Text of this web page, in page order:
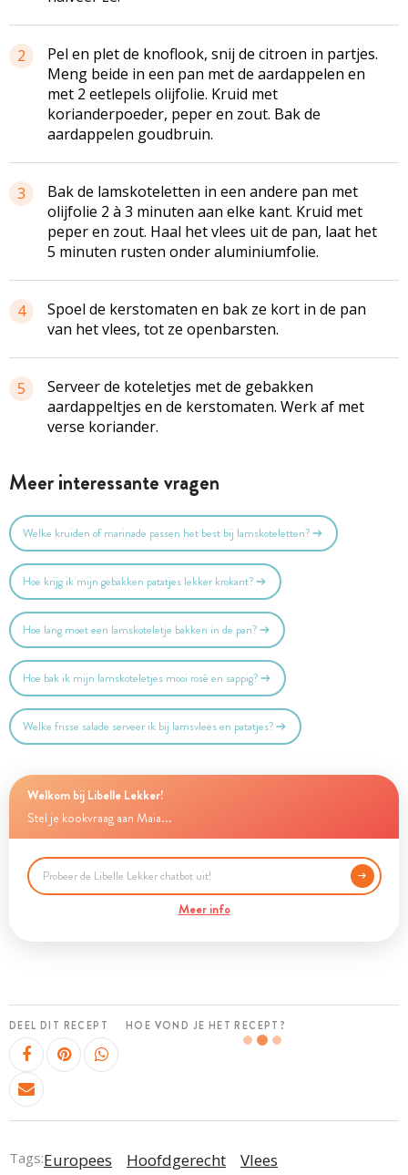
2
Pel en plet de knoflook, snij de citroen in partjes.
Meng beide in een pan met de aardappelen en
met 2 eetlepels olijfolie. Kruid met
korianderpoeder, peper en zout. Bak de
aardappelen goudbruin.
3
Bak de lamskoteletten in een andere pan met
olijfolie 2 à 3 minuten aan elke kant. Kruid met
peper en zout. Haal het vlees uit de pan, laat het
5 minuten rusten onder aluminiumfolie.
4
Spoel de kerstomaten en bak ze kort in de pan
van het vlees, tot ze openbarsten.
5
Serveer de koteletjes met de gebakken
aardappeltjes en de kerstomaten. Werk af met
verse koriander.
Meer interessante vragen
Welke kruiden of marinade passen het best bij lamskoteletten?
Hoe krijg ik mijn gebakken patatjes lekker krokant?
Hoe lang moet een lamskoteletje bakken in de pan?
Hoe bak ik mijn lamskoteletjes mooi rosé en sappig?
Welke frisse salade serveer ik bij lamsvlees en patatjes?
Welkom bij Libelle Lekker!
Stel je kookvraag aan Maia...
Meer info
DEEL DIT RECEPT HOE VOND JE HET RECEPT?
Tags:Europees Hoofdgerecht Vlees